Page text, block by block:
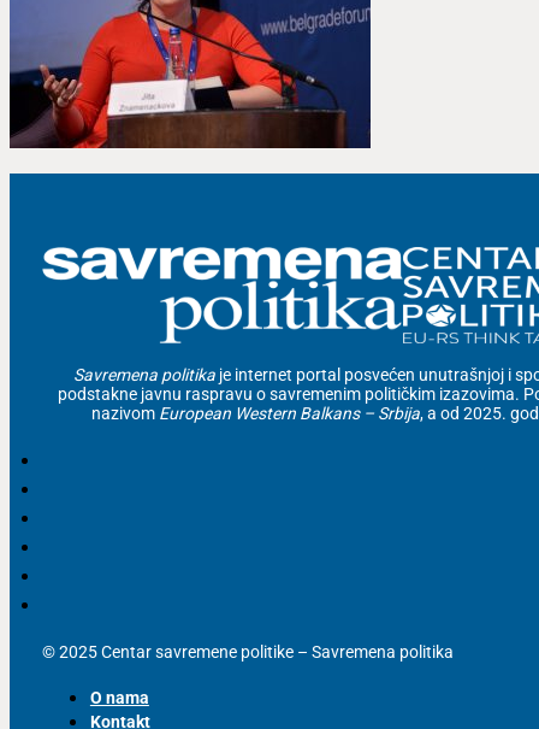
Savremena politika je internet portal posvećen unutrašnjoj i
podstakne javnu raspravu o savremenim političkim izazovima.
nazivom European Western Balkans – Srbija, a od 2025.
© 2025 Centar savremene politike – Savremena politika
O nama
Kontakt